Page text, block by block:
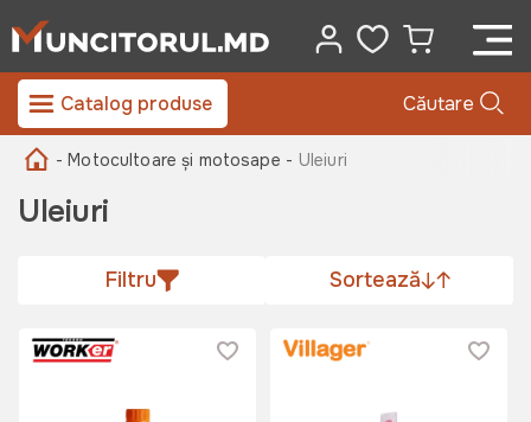
Catalog produse Căutare
- Motocultoare și motosape - Uleiuri
Uleiuri
Filtru Sortează